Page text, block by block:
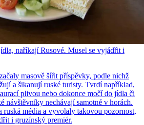
naříkají Rusové. Musel se vyjádřit i
masově šířit příspěvky, podle nichž
a šikanují ruské turisty. Tvrdí například,
plivou nebo dokonce močí do jídla či
návštěvníky nechávají samotné v horách.
ruská média a vyvolaly takovou pozornost,
i gruzínský premiér.